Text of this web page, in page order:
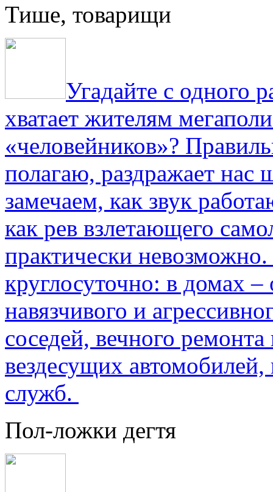
Тише, товарищи
Угадайте с одного
хватает жителям
«человейников»?
полагаю, раздражает нас
замечаем, как звук
как рев взлетающего
практически
круглосуточно: в домах
навязчивого и
соседей, вечного
вездесущих
служб.
Пол-ложки дегтя